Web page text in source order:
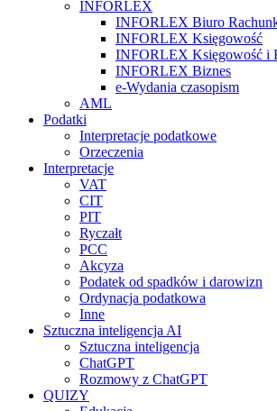
INFORLEX
INFORLEX Biuro
INFORLEX Księgowość
INFORLEX Księgowość i
INFORLEX Biznes
e-Wydania czasopism
AML
Podatki
Interpretacje podatkowe
Orzeczenia
Interpretacje
VAT
CIT
PIT
Ryczałt
PCC
Akcyza
Podatek od spadków i darowizn
Ordynacja podatkowa
Inne
Sztuczna inteligencja AI
Sztuczna inteligencja
ChatGPT
Rozmowy z ChatGPT
QUIZY